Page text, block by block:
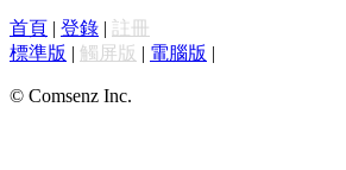
首頁 | 登錄 | 註冊
標準版 | 觸屏版 | 電腦版 |
© Comsenz Inc.